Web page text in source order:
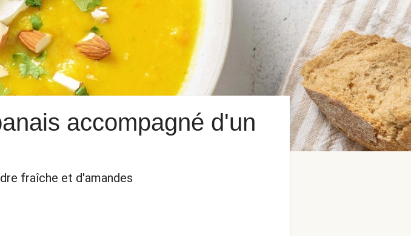
accompagné d'un
fraîche et d'amandes